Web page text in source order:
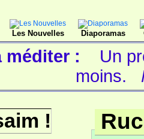
Les Nouvelles Diaporamas
méditer :
Un
moins.
!